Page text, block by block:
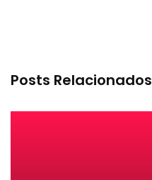
Posts Relacionados